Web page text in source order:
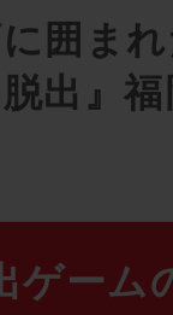
に囲ま
出』
ゲーム